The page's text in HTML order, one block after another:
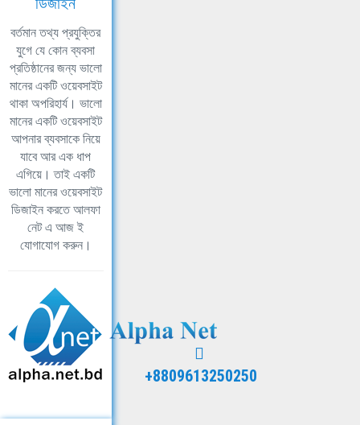
বর্তমান তথ্য প্রযুক্তির
যুগে যে কোন ব্যবসা
প্রতিষ্ঠানের জন্য ভালো
মানের একটি ওয়েবসাইট
থাকা অপরিহার্য। ভালো
মানের একটি ওয়েবসাইট
আপনার ব্যবসাকে নিয়ে
যাবে আর এক ধাপ
এগিয়ে। তাই একটি
ভালো মানের ওয়েবসাইট
ডিজাইন করতে আলফা
নেট এ আজ ই
যোগাযোগ করুন।
+8809613250250